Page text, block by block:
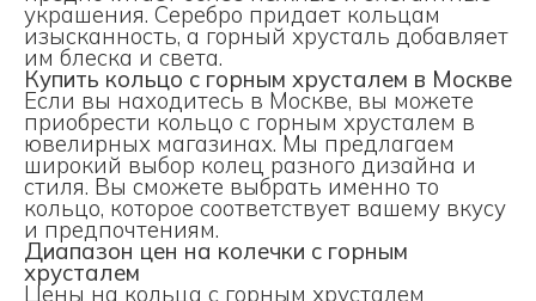
украшения. Серебро придает кольцам
изысканность, а горный хрусталь добавляет
им блеска и света.
Купить кольцо с горным хрусталем в Москве
Если вы находитесь в Москве, вы можете
приобрести кольцо с горным хрусталем в
ювелирных магазинах. Мы предлагаем
широкий выбор колец разного дизайна и
стиля. Вы сможете выбрать именно то
кольцо, которое соответствует вашему вкусу
и предпочтениям.
Диапазон цен на колечки с горным
хрусталем
Цены на кольца с горным хрусталем